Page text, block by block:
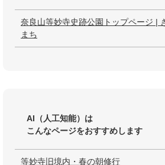
奈良山等妙寺史跡公園トップページ |
まち
AI（人工知能）は
こんなページをおすすめします
等妙寺旧境内・春の朝修行